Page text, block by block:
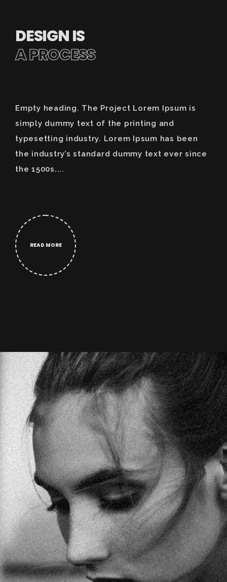
DESIGN IS
A PROCESS
Empty heading. The Project Lorem Ipsum is
simply dummy text of the printing and
typesetting industry. Lorem Ipsum has been
the industry’s standard dummy text ever since
the 1500s....
READ MORE